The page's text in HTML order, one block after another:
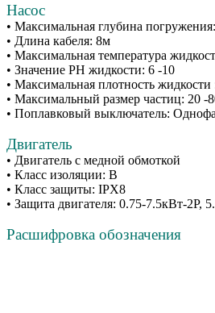
Насос
• Максимальная глубина
• Длина кабеля: 8м
• Максимальная температура
• Значение РН жидкости: 6 -10
• Максимальная плотность
• Максимальный размер частиц: 20 -
• Поплавковый выключатель:
Двигатель
• Двигатель с медной обмоткой
• Класс изоляции: В
• Класс защиты: IPX8
• Защита двигателя: 0.75-7.5кВт-2Р,
Расшифровка обозначения